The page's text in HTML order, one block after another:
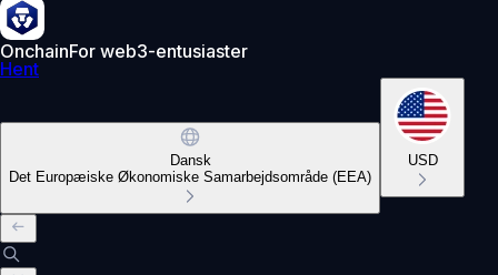
OnchainFor web3-entusiaster
Hent
Dansk
Det Europæiske Økonomiske Samarbejdsområde (EEA)
USD